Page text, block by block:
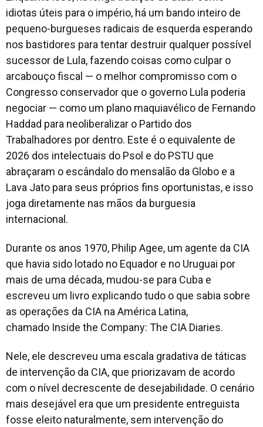
idiotas úteis para o império, há um bando inteiro de
pequeno-burgueses radicais de esquerda esperando
nos bastidores para tentar destruir qualquer possível
sucessor de Lula, fazendo coisas como culpar o
arcabouço fiscal — o melhor compromisso com o
Congresso conservador que o governo Lula poderia
negociar — como um plano maquiavélico de Fernando
Haddad para neoliberalizar o Partido dos
Trabalhadores por dentro. Este é o equivalente de
2026 dos intelectuais do Psol e do PSTU que
abraçaram o escândalo do mensalão da Globo e a
Lava Jato para seus próprios fins oportunistas, e isso
joga diretamente nas mãos da burguesia
internacional.
Durante os anos 1970, Philip Agee, um agente da CIA
que havia sido lotado no Equador e no Uruguai por
mais de uma década, mudou-se para Cuba e
escreveu um livro explicando tudo o que sabia sobre
as operações da CIA na América Latina,
chamado Inside the Company: The CIA Diaries.
Nele, ele descreveu uma escala gradativa de táticas
de intervenção da CIA, que priorizavam de acordo
com o nível decrescente de desejabilidade. O cenário
mais desejável era que um presidente entreguista
fosse eleito naturalmente, sem intervenção do